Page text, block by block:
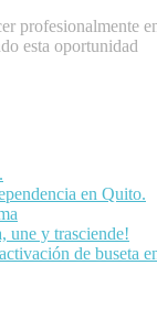
profesionalmente
esta oportunidad
en Quito.
une y trasciende!
de buseta